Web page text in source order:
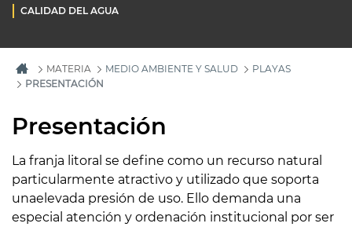
CALIDAD DEL AGUA
MATERIA MEDIO AMBIENTE Y SALUD
PLAYAS
PRESENTACIÓN
Presentación
La franja litoral se define como un recurso natural
particularmente atractivo y utilizado que soporta
unaelevada presión de uso. Ello demanda una
especial atención y ordenación institucional por ser